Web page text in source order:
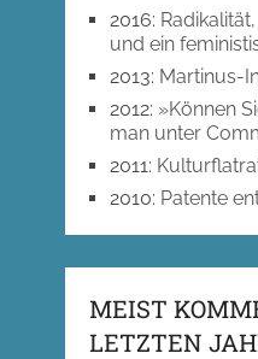
2016:
und ein
2013: Martinus-
2012: »Können
man unter
2011:
2010: Patente
MEIST
LETZTEN